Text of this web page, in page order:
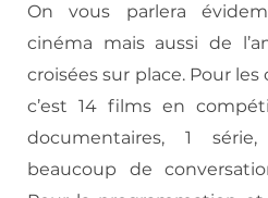
On vous parlera
cinéma mais aussi de
croisées sur place. Pour les
c’est 14 films en
documentaires, 1
beaucoup de